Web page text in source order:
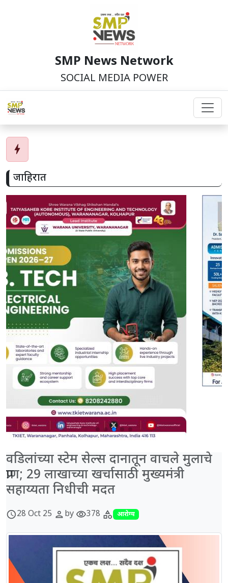
SMP News Network
SOCIAL MEDIA POWER
bolt
जाहिरात
वडिलांच्या स्टेम सेल्स दानातून वाचले मुलाचे
प्राण; 29 लाखाच्या खर्चासाठी मुख्यमंत्री
सहाय्यता निधीची मदत
schedule28 Oct 25 personby visibility378 category आरोग्य